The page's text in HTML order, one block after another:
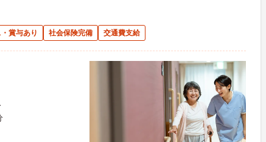
賞与あり 社会保険完備 交通費支給